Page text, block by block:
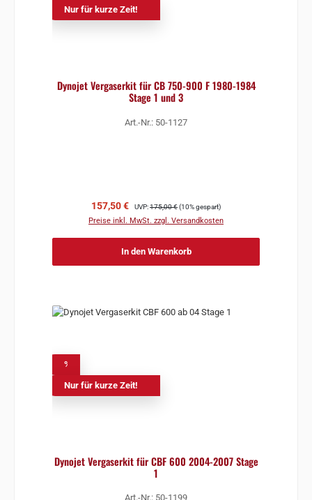
Nur für kurze Zeit!
Dynojet Vergaserkit für CB 750-900 F 1980-1984
Stage 1 und 3
Art.-Nr.: 50-1127
Verkaufspreis:
157,50 € Regulärer Preis:
UVP:175,00 €(10% gespart)
Preise inkl. MwSt. zzgl. Versandkosten
In den Warenkorb
Nur für kurze Zeit!
Dynojet Vergaserkit für CBF 600 2004-2007 Stage
1
Art.-Nr.: 50-1199